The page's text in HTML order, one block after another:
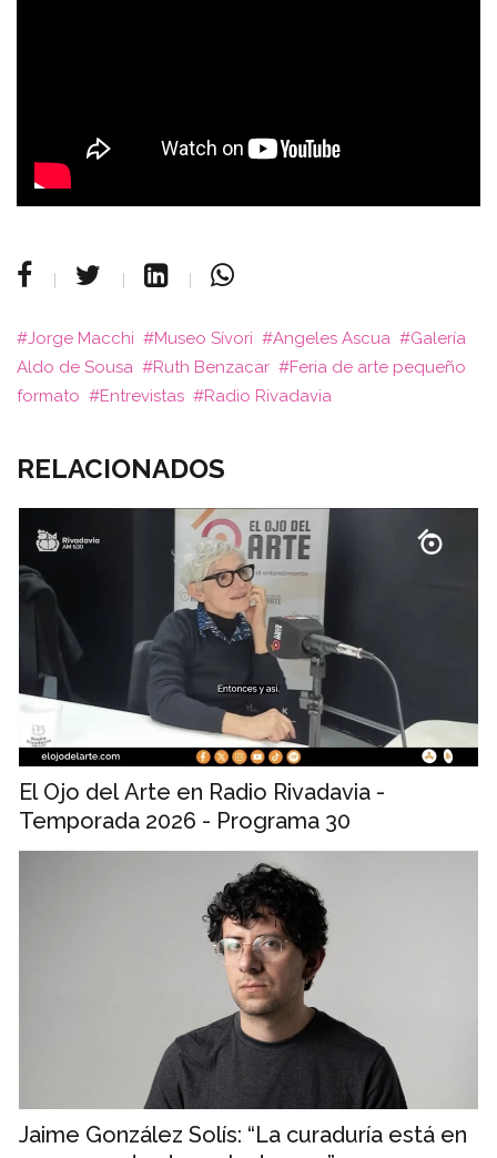
Jorge Macchi Museo Sívori Angeles Ascua
Galería
Aldo de Sousa
Ruth Benzacar
Feria de arte pequeño
formato
Entrevistas Radio Rivadavia
RELACIONADOS
El Ojo del Arte en Radio Rivadavia -
Temporada 2026 - Programa 30
Jaime González Solís: “La curaduría está en